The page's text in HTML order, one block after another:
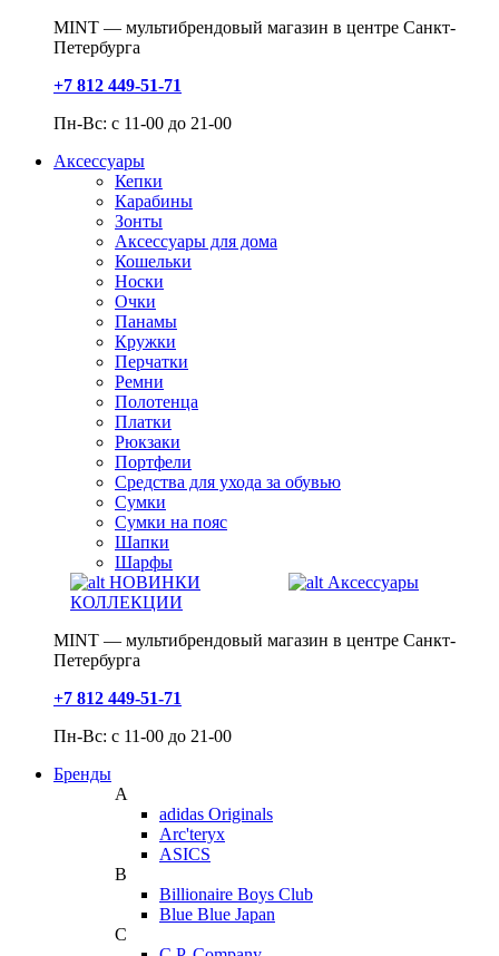
MINT — мультибрендовый магазин в центре Санкт-
Петербурга
+7 812 449-51-71
Пн-Вс: с 11-00 до 21-00
Аксессуары
Кепки
Карабины
Зонты
Аксессуары для дома
Кошельки
Носки
Очки
Панамы
Кружки
Перчатки
Ремни
Полотенца
Платки
Рюкзаки
Портфели
Средства для ухода за обувью
Сумки
Сумки на пояс
Шапки
Шарфы
НОВИНКИ
КОЛЛЕКЦИИ
Аксессуары
MINT — мультибрендовый магазин в центре Санкт-
Петербурга
+7 812 449-51-71
Пн-Вс: с 11-00 до 21-00
Бренды
A
adidas Originals
Arc'teryx
ASICS
B
Billionaire Boys Club
Blue Blue Japan
C